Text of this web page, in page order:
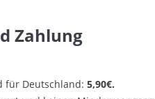
Zahlung
für Deutschland: 5,90€.